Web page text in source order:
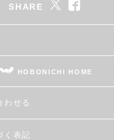
SHARE
HOBONICHI HOME
わせる
く表記